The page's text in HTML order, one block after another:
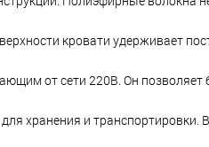
кровати удерживает
от сети 220В. Он
хранения и транспортировки.